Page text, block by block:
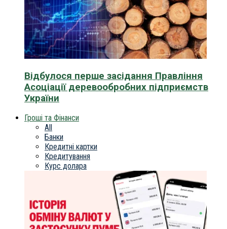
Відбулося перше засідання Правління
Асоціації деревообробних підприємств
України
Гроші та Фінанси
All
Банки
Кредитні картки
Кредитування
Курс долара